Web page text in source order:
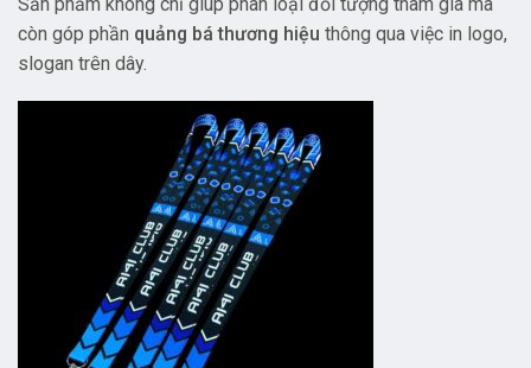
còn góp phần quảng bá thương hiệu thông qua việc in logo,
slogan trên dây.